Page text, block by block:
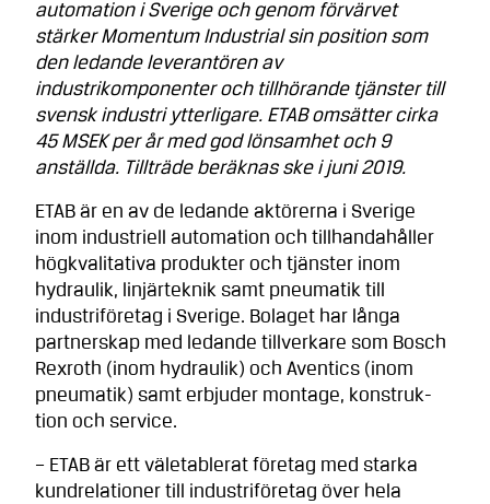
automation i Sverige och genom förvärvet
stärker Momentum Industrial sin position som
den ledande leverantören av
industrikomponenter och tillhörande tjänster till
svensk industri ytterligare. ETAB omsätter cirka
45 MSEK per år med god lönsamhet och 9
anställda. Tillträde beräknas ske i juni 2019.
ETAB är en av de ledande aktörerna i Sverige
inom industriell automation och tillhandahåller
högkvalitativa produkter och tjänster inom
hydraulik, linjärteknik samt pneumatik till
industriföretag i Sverige. Bolaget har långa
partnerskap med ledande tillverkare som Bosch
Rexroth (inom hydraulik) och Aventics (inom
pneumatik) samt erbjuder montage, konstruk­
tion och service.
– ETAB är ett väletablerat företag med starka
kundrelationer till industriföretag över hela